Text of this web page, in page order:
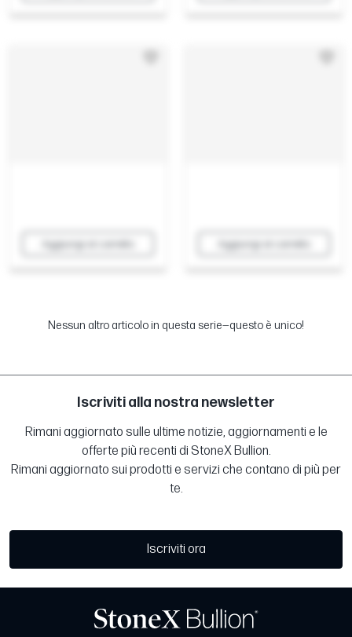
Aggiungi al carrello Aggiungi al carrello
Nessun altro articolo in questa serie—questo è unico!
Iscriviti alla nostra newsletter
Rimani aggiornato sulle ultime notizie, aggiornamenti e le
offerte più recenti di StoneX Bullion.
Rimani aggiornato sui prodotti e servizi che contano di più per
te.
Iscriviti ora